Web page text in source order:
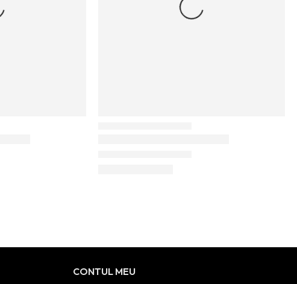
CONTUL MEU